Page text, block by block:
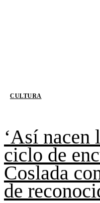
CULTURA
‘Así nacen
ciclo de
Coslada
de